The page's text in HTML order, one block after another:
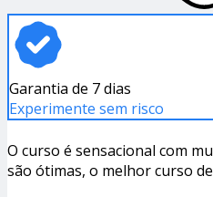
Garantia de 7 dias
Experimente sem risco
O curso é sensacional com
são ótimas, o melhor curso